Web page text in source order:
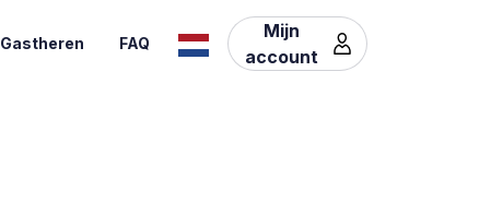
Gastheren FAQ
Mijn
account